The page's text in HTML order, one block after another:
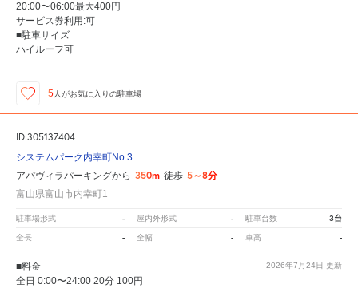
20:00〜06:00最大400円
サービス券利用:可
■駐車サイズ
ハイルーフ可
5人がお気に入りの駐車場
ID:305137404
システムパーク内幸町No.3
アパヴィラパーキングから 350m 徒歩 5～8分
富山県富山市内幸町1
駐車場形式 - 屋内外形式 - 駐車台数 3台
全長 - 全幅 - 車高 -
2026年7月24日 更新
■料金
全日 0:00〜24:00 20分 100円